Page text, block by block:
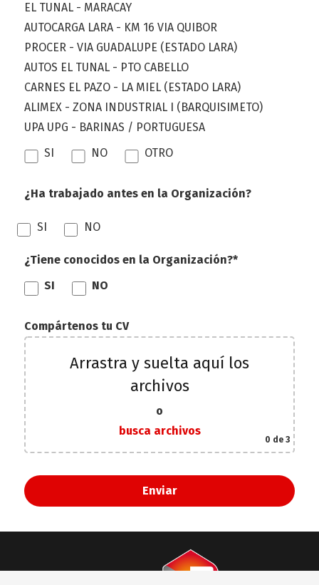
EL TUNAL - MARACAY
AUTOCARGA LARA - KM 16 VIA QUIBOR
PROCER - VIA GUADALUPE (ESTADO LARA)
AUTOS EL TUNAL - PTO CABELLO
CARNES EL PAZO - LA MIEL (ESTADO LARA)
ALIMEX - ZONA INDUSTRIAL I (BARQUISIMETO)
UPA UPG - BARINAS / PORTUGUESA
SI
NO OTRO
¿Ha trabajado antes en la Organización?
SI NO
¿Tiene conocidos en la Organización?*
SI
NO
Compártenos tu CV
Arrastra y suelta aquí los
archivos
o
busca archivos
0 de 3